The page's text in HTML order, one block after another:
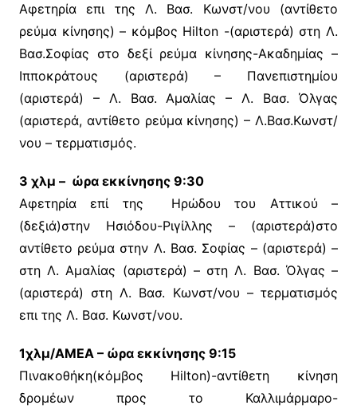
Αφετηρία επι της Λ. Βασ. Κωνστ/νου (αντίθετο
ρεύμα κίνησης) – κόμβος Hilton -(αριστερά) στη Λ.
Βασ.Σοφίας στο δεξί ρεύμα κίνησης-Ακαδημίας –
Ιπποκράτους (αριστερά) – Πανεπιστημίου
(αριστερά) – Λ. Βασ. Αμαλίας – Λ. Βασ. Όλγας
(αριστερά, αντίθετο ρεύμα κίνησης) – Λ.Βασ.Κωνστ/
νου – τερματισμός.
3 χλμ – ώρα εκκίνησης 9:30
Αφετηρία επί της Ηρώδου του Αττικού –
(δεξιά)στην Ησιόδου-Ριγίλλης – (αριστερά)στο
αντίθετο ρεύμα στην Λ. Βασ. Σοφίας – (αριστερά) –
στη Λ. Αμαλίας (αριστερά) – στη Λ. Βασ. Όλγας –
(αριστερά) στη Λ. Βασ. Κωνστ/νου – τερματισμός
επι της Λ. Βασ. Κωνστ/νου.
1χλμ/ΑΜΕΑ – ώρα εκκίνησης 9:15
Πινακοθήκη(κόμβος Hilton)-αντίθετη κίνηση
δρομέων προς το Καλλιμάρμαρο-